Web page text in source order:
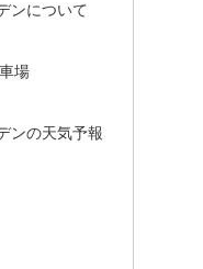
ンについて
場
ンの天気予報